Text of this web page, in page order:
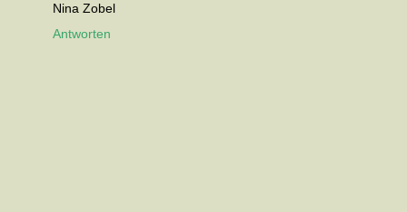
Nina Zobel
Antworten